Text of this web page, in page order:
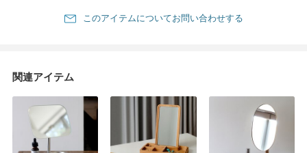
このアイテムについてお問い合わせする
関連アイテム